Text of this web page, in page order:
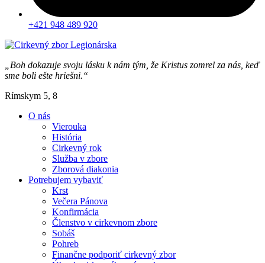
+421 948 489 920
„Boh dokazuje svoju lásku k nám tým, že Kristus zomrel za nás, keď
sme boli ešte hriešni.“
Rímskym 5, 8
O nás
Vierouka
História
Cirkevný rok
Služba v zbore
Zborová diakonia
Potrebujem vybaviť
Krst
Večera Pánova
Konfirmácia
Členstvo v cirkevnom zbore
Sobáš
Pohreb
Finančne podporiť cirkevný zbor